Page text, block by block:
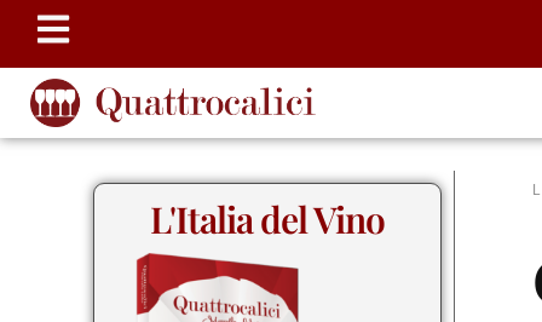
L'Italia del Vino